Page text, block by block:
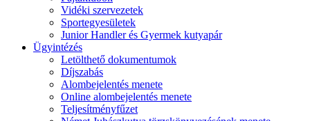
Vidéki szervezetek
Sportegyesületek
Junior Handler és Gyermek kutyapár
Ügyintézés
Letölthető dokumentumok
Díjszabás
Alombejelentés menete
Online alombejelentés menete
Teljesítményfűzet